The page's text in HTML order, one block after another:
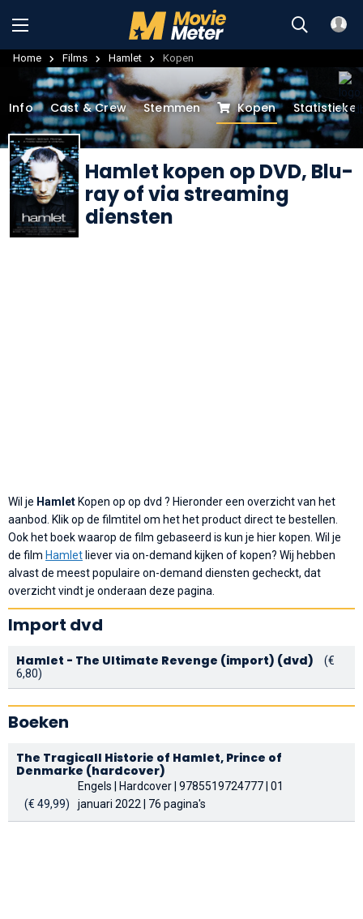
Home Films Hamlet Kopen
Hamlet kopen op DVD, Blu-
ray of via streaming
diensten
Info Cast & Crew Stemmen Kopen
Wil je Hamlet Kopen op op dvd ? Hieronder een overzicht van het
aanbod. Klik op de filmtitel om het het product direct te bestellen.
Ook het boek waarop de film gebaseerd is kun je hier kopen. Wil je
de film Hamlet liever via on-demand kijken of kopen? Wij hebben
alvast de meest populaire on-demand diensten gecheckt, dat
overzicht vindt je onderaan deze pagina.
Import dvd
Hamlet - The Ultimate Revenge (import) (dvd)
(€
6,80)
Boeken
The Tragicall Historie of Hamlet, Prince of
Denmarke (hardcover)
(€ 49,99)
Engels | Hardcover | 9785519724777 | 01
januari 2022 | 76 pagina's